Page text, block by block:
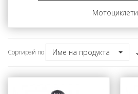
Мотоциклети
Сортирай по Име на продукта